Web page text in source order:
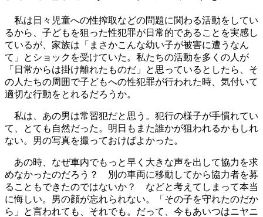
私は日々児童への性搾取などの問題に関わる活動をしてい
るから、子どもを狙った性犯罪が日常的であることを実感し
ているが、家族は「まさかこんな幼い子が被害に遭うなん
て」とショックを受けていた。私たちの活動を多くの人が
「日常からは掛け離れたものだ」と思っているとしたら、そ
の人たちの周囲で子どもへの性犯罪が行われた時、気付いて
適切な行動をとれるだろうか。
私は、あの男は常習犯だと思う。犯行の様子が手慣れてい
て、とても自然だった。明日もまた誰かが狙われるかもしれ
ない。男の写真を撮っておけばよかった。
あの時、なぜ車内でもっと早く大きな声を出して協力を求
めなかったのだろう？ 別の車両に移動してから協力者を募
ることもできたのではないか？ などと考えてしまって本当
に悔しい。男の顔が忘れられない。「その子を守れたのだか
ら」と言われても、それでも。だって、今もあいつはニヤニ